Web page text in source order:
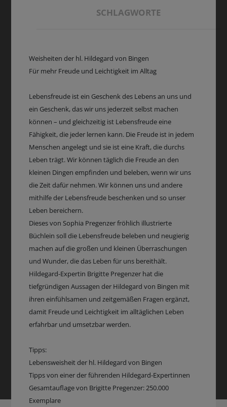
SCHLAGWORTE
Weisheiten der hl. Hildegard von Bingen
Für mehr Freude und Leichtigkeit im Alltag
Lebensfreude ist ein Geschenk des Lebens an uns und
ein Geschenk, das wir uns jederzeit selbst machen
können – und gleichzeitig ist Lebensfreude eine
Fähigkeit, die jeder lernen kann. Die Freude ist in jedem
Menschen angelegt und sie ist eine Kraft, die durchs
Leben trägt. Wir können täglich die Freude an den
kleinen Dingen empfinden und beleben, wenn wir uns
die Zeit dafür nehmen. Wir können uns und andere
mithilfe der Lebensfreude beschenken und so unser
Leben bereichern.
Dieses von Sophia Pregenzer fröhlich illustrierte
Büchlein soll die Lebensfreude beleben und neugierig
machen auf die großen und kleinen Überraschungen
und Wunder, die das Leben für uns bereithält.
Hildegard-Expertin Brigitte Pregenzer hat die
tiefgründigen Aussagen der Hildegard von Bingen mit
ihren einfühlsamen und zeitgemäßen Fragen ergänzt,
damit Freude und Leichtigkeit im alltäglichen Leben
erfahrbar und umsetzbar werden.
Tipps:
Lebensweisheit der hl. Hildegard von Bingen
Tipps von einer der führenden Hildegard-Expertinnen
Gesamtauflage von Brigitte Pregenzer: 250.000
Exemplare